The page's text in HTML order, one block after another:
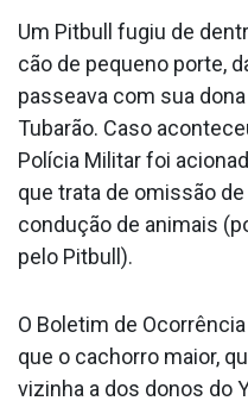
Um Pitbull fugiu de
cão de pequeno porte,
passeava com sua
Tubarão. Caso
Polícia Militar foi
que trata de omissão
condução de animais
pelo Pitbull).
O Boletim de
que o cachorro maior,
vizinha a dos donos do